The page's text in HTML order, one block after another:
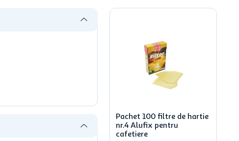
Pachet 100 filtre de hartie
nr.4 Alufix pentru
cafetiere